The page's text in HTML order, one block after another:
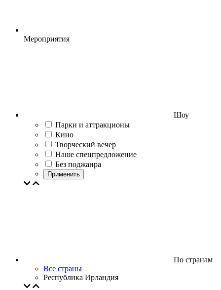
Мероприятия
Шоу
Парки и аттракционы
Кино
Творческий вечер
Наше спецпредложение
Без поджанра
Применить
По странам
Все страны
Республика Ирландия